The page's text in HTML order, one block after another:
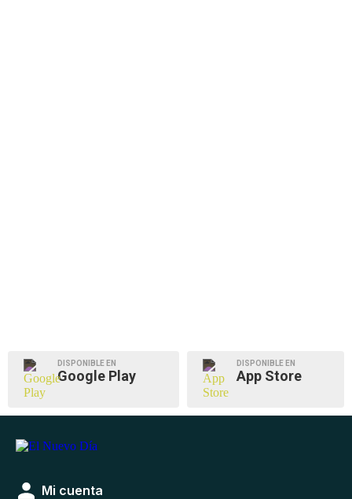
DISPONIBLE EN
Google Play
DISPONIBLE EN
App Store
Mi cuenta